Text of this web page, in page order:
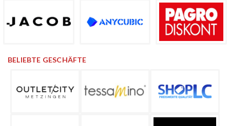
BELIEBTE GESCHÄFTE